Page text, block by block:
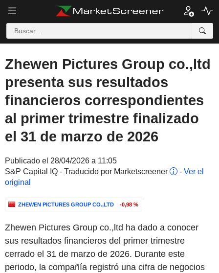
Zhewen Pictures Group co.,ltd
presenta sus resultados
financieros correspondientes
al primer trimestre finalizado
el 31 de marzo de 2026
Publicado el 28/04/2026 a 11:05
S&P Capital IQ - Traducido por Marketscreener
- Ver el
original
ZHEWEN PICTURES GROUP CO.,LTD -0,98 %
Zhewen Pictures Group co.,ltd ha dado a conocer
sus resultados financieros del primer trimestre
cerrado el 31 de marzo de 2026. Durante este
periodo, la compañía registró una cifra de negocios